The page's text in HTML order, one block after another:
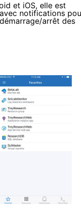
et iOS, elle est
notifications
arrêt des